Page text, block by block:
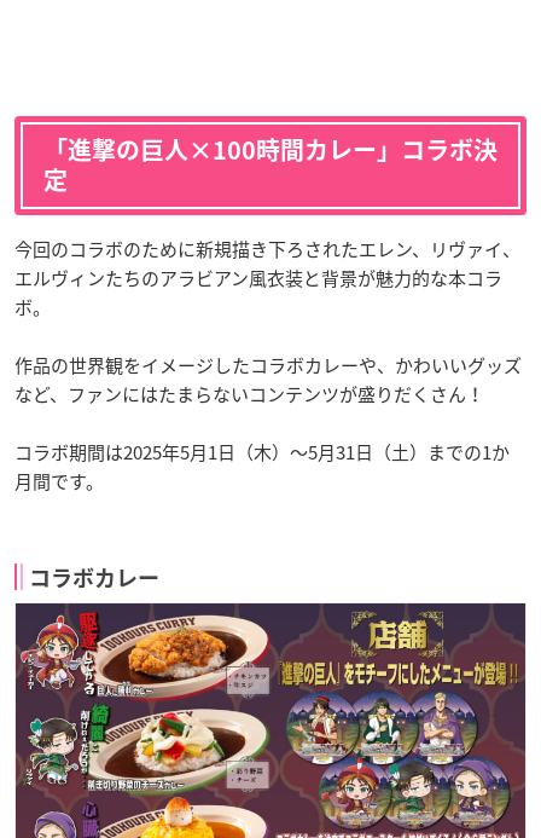
「進撃の巨人×100時間カレー」コラボ決
定
今回のコラボのために新規描き下ろされたエレン、リヴァイ、
エルヴィンたちのアラビアン風衣装と背景が魅力的な本コラ
ボ。
作品の世界観をイメージしたコラボカレーや、かわいいグッズ
など、ファンにはたまらないコンテンツが盛りだくさん！
コラボ期間は2025年5月1日（木）～5月31日（土）までの1か
月間です。
コラボカレー